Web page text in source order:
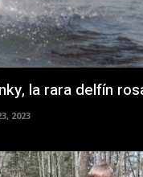
la rara delfín
2023